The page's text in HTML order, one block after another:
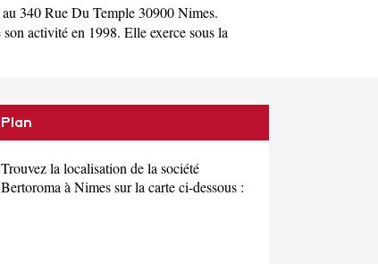
340 Rue Du Temple 30900 Nimes.
activité en 1998. Elle exerce sous la
Plan
Trouvez la localisation de la société
Bertoroma à Nimes sur la carte ci-dessous :